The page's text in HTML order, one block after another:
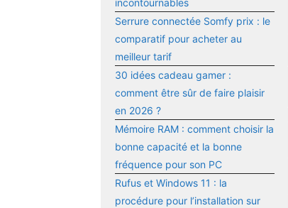
incontournables
Serrure connectée Somfy prix : le
comparatif pour acheter au
meilleur tarif
30 idées cadeau gamer :
comment être sûr de faire plaisir
en 2026 ?
Mémoire RAM : comment choisir la
bonne capacité et la bonne
fréquence pour son PC
Rufus et Windows 11 : la
procédure pour l’installation sur